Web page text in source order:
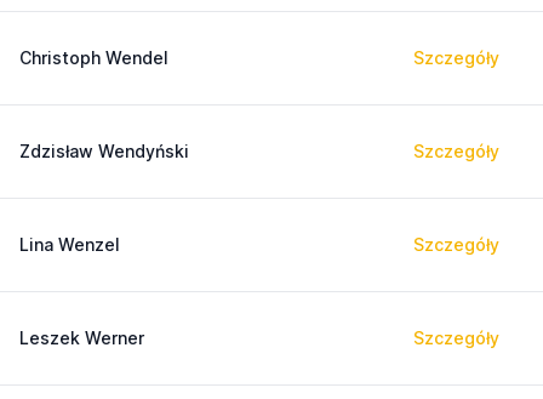
Christoph Wendel Szczegóły
Zdzisław Wendyński Szczegóły
Lina Wenzel Szczegóły
Leszek Werner Szczegóły